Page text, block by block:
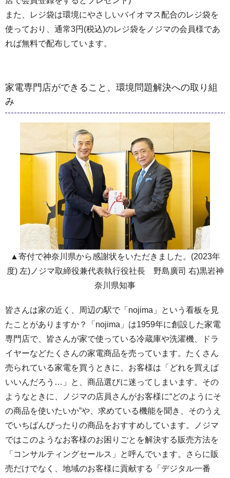
また、レジ袋は環境にやさしいバイオマス配合のレジ袋を
使っており、通常3円(税込)のレジ袋をノジマの会員様であ
れば無料で配布しています。
家電専門店ができること、環境問題解決への取り組
み
▲寄付で神奈川県から感謝状をいただきました。(2023年
度) 左)ノジマ取締役兼代表執行役社長 野島廣司 右)黒岩神
奈川県知事
皆さんは家の近く、周辺の駅で「nojima」という看板を見
たことがありますか？「nojima」は1959年に創設した家電
専門店で、皆さんが家で使っている冷蔵庫や洗濯機、ドラ
イヤーなどたくさんの家電商品を売っています。たくさん
売られている家電を買うときに、お客様は「どれを買えば
いいんだろう…」と、商品選びに迷ってしまいます。その
ようなときに、ノジマの店員さんがお客様に“どのようにそ
の商品を使いたいか”や、求めている機能を聞き、そのうえ
でいちばんぴったりの商品をおすすめしています。ノジマ
ではこのようなお客様のお困りごとを解決する販売方法を
「コンサルティングセールス」と呼んでいます。さらに販
売だけでなく、地域のお客様に貢献する「デジタル一番